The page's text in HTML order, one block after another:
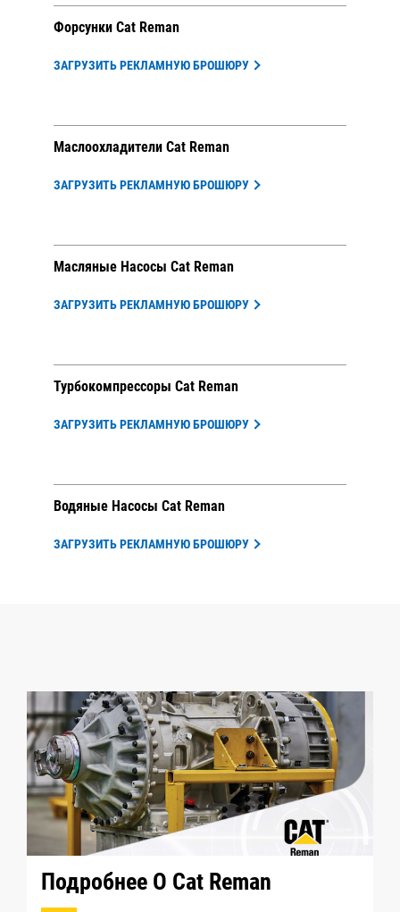
Форсунки Cat Reman
ЗАГРУЗИТЬ РЕКЛАМНУЮ БРОШЮРУ
Маслоохладители Cat Reman
ЗАГРУЗИТЬ РЕКЛАМНУЮ БРОШЮРУ
Масляные Насосы Cat Reman
ЗАГРУЗИТЬ РЕКЛАМНУЮ БРОШЮРУ
Турбокомпрессоры Cat Reman
ЗАГРУЗИТЬ РЕКЛАМНУЮ БРОШЮРУ
Водяные Насосы Cat Reman
ЗАГРУЗИТЬ РЕКЛАМНУЮ БРОШЮРУ
Подробнее О Cat Reman